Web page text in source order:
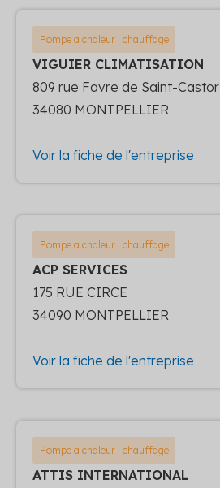
Pompe a chaleur : chauffage
VIGUIER CLIMATISATION
809 rue Favre de Saint-Castor
34080 MONTPELLIER
Voir la fiche de l'entreprise
Pompe a chaleur : chauffage
ACP SERVICES
175 RUE CIRCE
34090 MONTPELLIER
Voir la fiche de l'entreprise
Pompe a chaleur : chauffage
ATTIS INTERNATIONAL